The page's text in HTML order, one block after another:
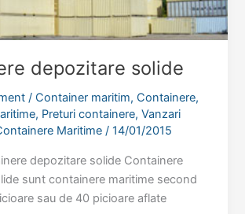
depozitare solide
/ Container maritim, Containere,
, Preturi containere,Vanzari
Maritime/14/01/2015
depozitare solide Containere
sunt containere maritime second
sau de 40 picioare aflate